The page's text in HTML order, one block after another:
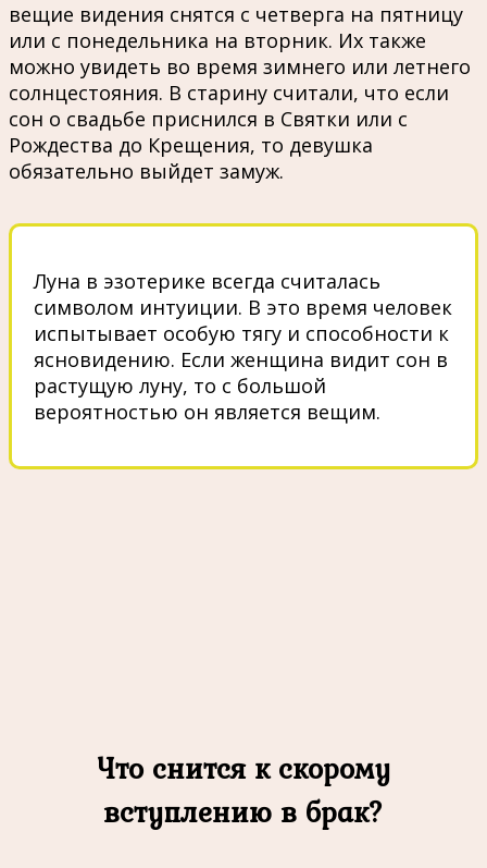
вещие видения снятся с четверга на пятницу
или с понедельника на вторник. Их также
можно увидеть во время зимнего или летнего
солнцестояния. В старину считали, что если
сон о свадьбе приснился в Святки или с
Рождества до Крещения, то девушка
обязательно выйдет замуж.
Луна в эзотерике всегда считалась
символом интуиции. В это время человек
испытывает особую тягу и способности к
ясновидению. Если женщина видит сон в
растущую луну, то с большой
вероятностью он является вещим.
Что снится к скорому
вступлению в брак?